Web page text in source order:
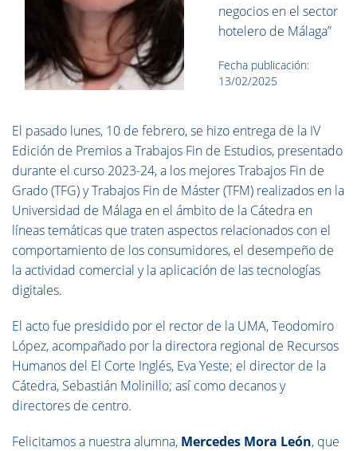
negocios en el sector
hotelero de Málaga”
Fecha publicación:
13/02/2025
El pasado lunes, 10 de febrero, se hizo entrega de la IV
Edición de Premios a Trabajos Fin de Estudios, presentado
durante el curso 2023-24, a los mejores Trabajos Fin de
Grado (TFG) y Trabajos Fin de Máster (TFM) realizados en la
Universidad de Málaga en el ámbito de la Cátedra en
líneas temáticas que traten aspectos relacionados con el
comportamiento de los consumidores, el desempeño de
la actividad comercial y la aplicación de las tecnologías
digitales.
El acto fue presidido por el rector de la UMA, Teodomiro
López, acompañado por la directora regional de Recursos
Humanos del El Corte Inglés, Eva Yeste; el director de la
Cátedra, Sebastián Molinillo; así como decanos y
directores de centro.
Felicitamos a nuestra alumna, Mercedes Mora León, que